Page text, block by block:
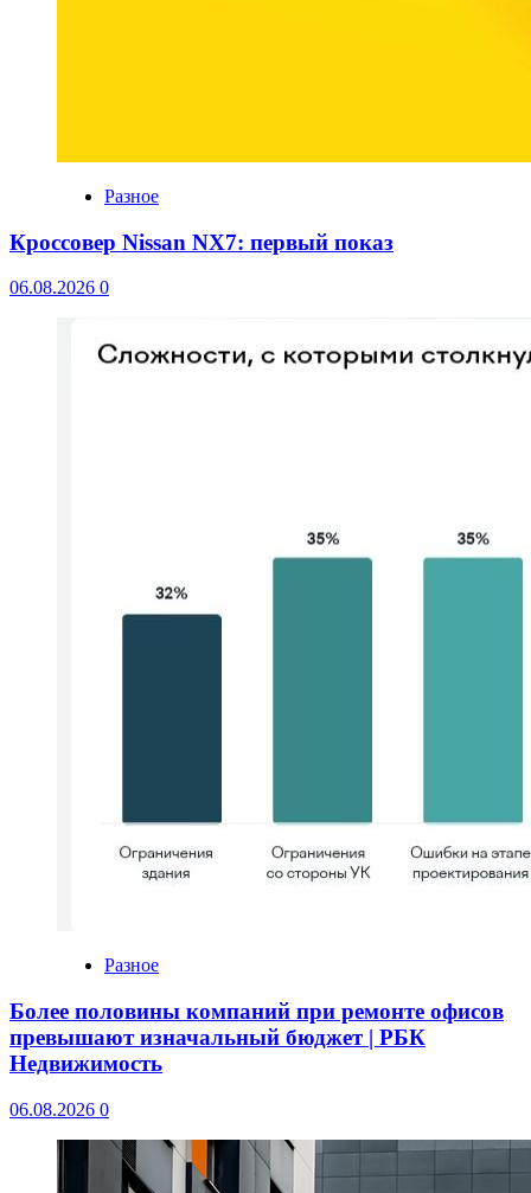
Разное
Кроссовер Nissan NX7: первый показ
06.08.2026 0
Разное
Более половины компаний при ремонте офисов
превышают изначальный бюджет | РБК
Недвижимость
06.08.2026 0